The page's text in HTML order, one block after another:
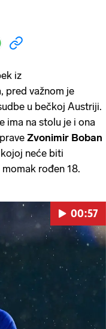
iz
pred važnom je
u bečkoj Austriji.
ima na stolu je i ona
Zvonimir Boban
neće biti
rođen 18.
00:57